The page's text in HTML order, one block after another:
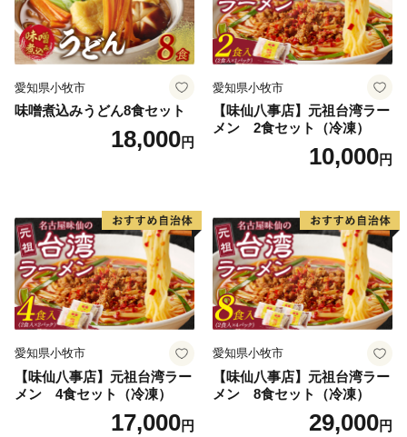
ーーーーーーーーーー
【キャンセルにつきまして】
ふるさと納税は「寄附」となりますので、原則、キャン
セル／返金対応をすることはできません。あらかじめご
了承ください。
申込内容や返礼品の誤り、重複しての寄附等がないよう
十分にご確認のうえ、ご寄附いただきますようお願いい
愛知県小牧市
味噌煮込みうどん8食セット
18,000円
愛知県小牧市
【味仙八事店】元祖台湾ラー
メン 2食セット（冷凍）
10,000円
愛知県小牧市
【味仙八事店】元祖台湾ラー
メン 4食セット（冷凍）
17,000円
愛知県小牧市
【味仙八事店】元祖台湾ラー
メン 8食セット（冷凍）
29,000円